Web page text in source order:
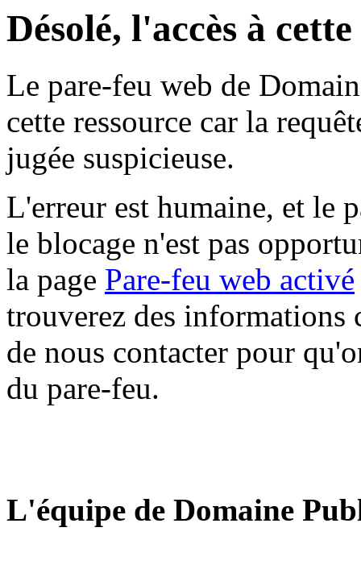
Désolé, l'accès à
Le pare-feu web de
cette ressource car la
jugée suspicieuse.
L'erreur est humaine, et le
le blocage n'est pas
la page Pare-feu web activé
trouverez des informations
de nous contacter pour
du pare-feu.
L'équipe de Domaine